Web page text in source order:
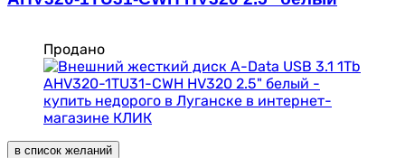
Продано
в список желаний